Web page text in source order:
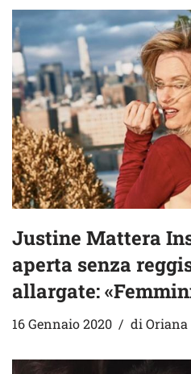
Justine Mattera
aperta senza
allargate:
16 Gennaio 2020 di